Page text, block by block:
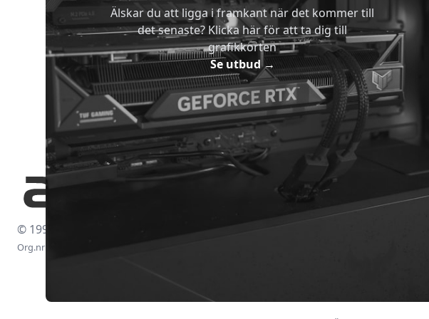
Älskar du att ligga i framkant när det kommer till
det senaste? Klicka här för att ta dig till
grafikkorten
Se utbud→
© 1997-2026
Org.nr: 556438-4260
Kontakt & Öppettider